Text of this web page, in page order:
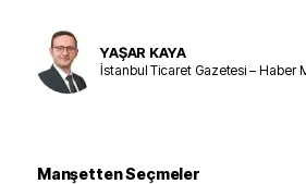
YAŞAR KAYA
İstanbul Ticaret Gazetesi – Haber
Manşetten Seçmeler